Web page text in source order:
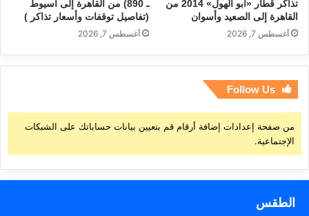
تذاكر قطار «أبو الهول» 2014 من
القاهرة إلى الصعيد وأسوان
أغسطس 7, 2026
ـ 890) من القاهرة إلى أسيوط
(تفاصيل توقفات وأسعار تذاكر )
أغسطس 7, 2026
Follow Us
من صفحة إعدادات إضافة أرقام قم بتعيين بيانات حساباتك على الشبكات
الإجتماعية.
الطقس